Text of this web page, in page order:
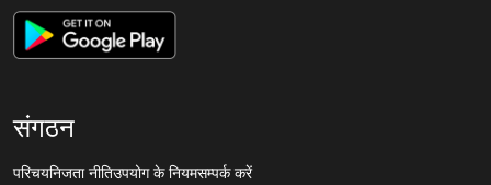
संगठन
परिचयनिजता नीतिउपयोग के नियमसम्पर्क करें